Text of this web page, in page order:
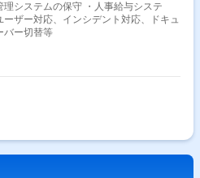
システムの保守 ・人事給与システ
ザー対応、インシデント対応、ドキュ
バー切替等